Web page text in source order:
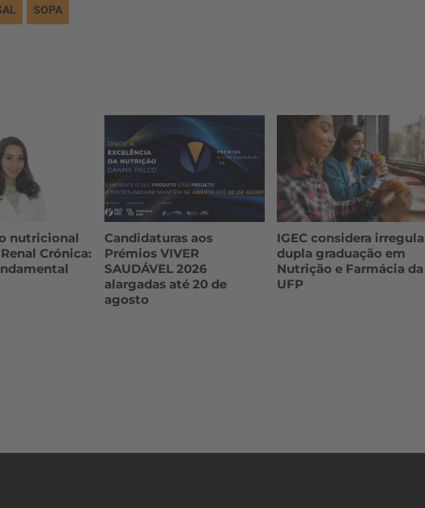
SOPA
nutricional
Crónica:
Candidaturas aos
Prémios VIVER
SAUDÁVEL 2026
alargadas até 20 de
agosto
IGEC considera
dupla graduação em
Nutrição e Farmácia da
UFP